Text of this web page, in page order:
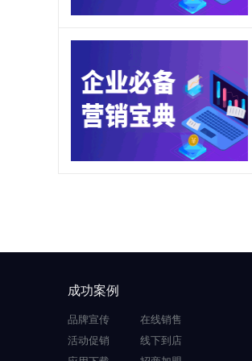
成功案例
品牌宣传
在线销售
活动促销
线下到店